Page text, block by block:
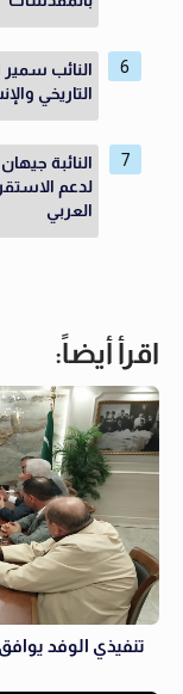
النائب سمير
التاريخي
النائبة
لدعم
العربي
اقرأ أيضاً:
تنفيذي الوفد